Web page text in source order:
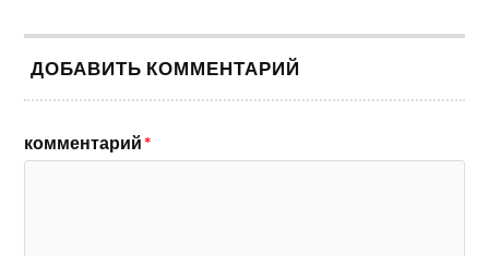
ДОБАВИТЬ КОММЕНТАРИЙ
комментарий*